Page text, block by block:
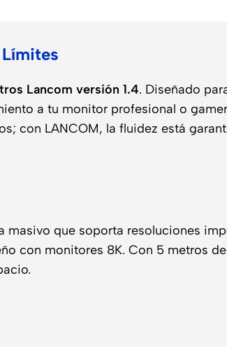
Lancom versión 1.4. Diseñado
a tu monitor profesional o
con LANCOM, la fluidez está
que soporta resoluciones
con monitores 8K. Con 5 metros